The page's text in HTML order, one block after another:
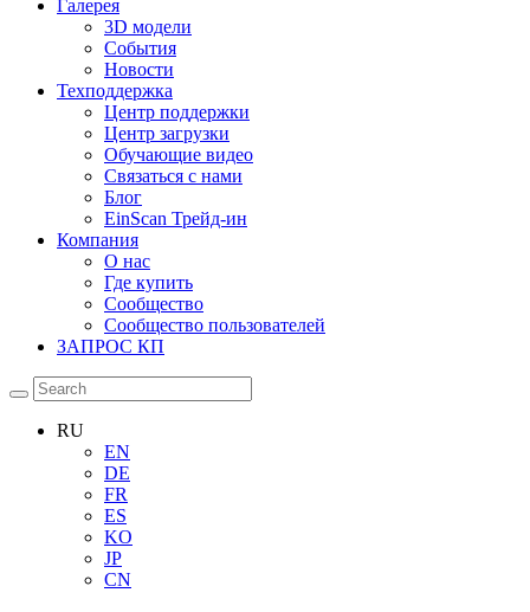
Галерея
3D модели
События
Новости
Техподдержка
Центр поддержки
Центр загрузки
Обучающие видео
Связаться с нами
Блог
EinScan Трейд-ин
Компания
О нас
Где купить
Сообщество
Сообщество пользователей
ЗАПРОС КП
RU
EN
DE
FR
ES
KO
JP
CN